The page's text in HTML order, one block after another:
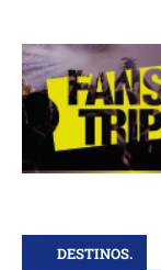
DESTINOS.